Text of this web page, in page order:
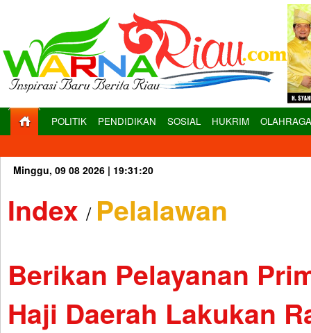
POLITIK PENDIDIKAN SOSIAL HUKRIM OLAHRAGA
Minggu, 09 08 2026 | 19:31:21
Index / Pelalawan
Berikan Pelayanan
Haji Daerah Lakukan